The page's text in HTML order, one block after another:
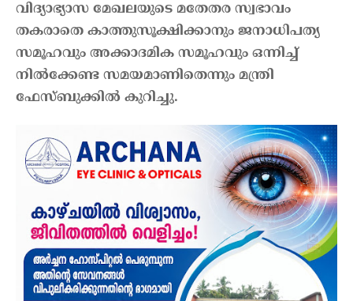
വിദ്യാഭ്യാസ മേഖലയുടെ മതേതര സ്വഭാവം
തകരാതെ കാത്തുസൂക്ഷിക്കാനും ജനാധിപത്യ
സമൂഹവും അക്കാദമിക സമൂഹവും ഒന്നിച്ച്
നിൽക്കേണ്ട സമയമാണിതെന്നും മന്ത്രി
ഫേസ്ബുക്കിൽ കുറിച്ചു.